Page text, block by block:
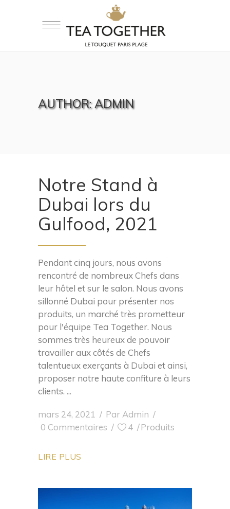
AUTHOR: ADMIN
Notre Stand à
Dubai lors du
Gulfood, 2021
Pendant cinq jours, nous avons
rencontré de nombreux Chefs dans
leur hôtel et sur le salon. Nous avons
sillonné Dubai pour présenter nos
produits, un marché très prometteur
pour l'équipe Tea Together. Nous
sommes très heureux de pouvoir
travailler aux côtés de Chefs
talentueux exerçants à Dubai et ainsi,
proposer notre haute confiture à leurs
clients.
mars 24, 2021 Par Admin
0 Commentaires
4 Produits
LIRE PLUS